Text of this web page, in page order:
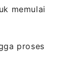
memulai
proses